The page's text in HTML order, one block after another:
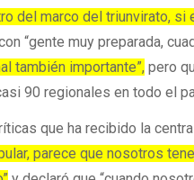
del marco del triunvirato, si
“gente muy preparada,
también importante”, pero
90 regionales en todo el
que ha recibido la
parece que nosotros